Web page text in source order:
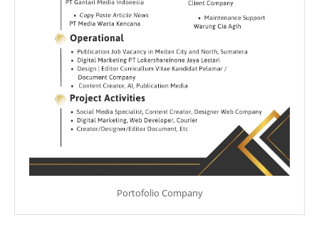
Portofolio Company